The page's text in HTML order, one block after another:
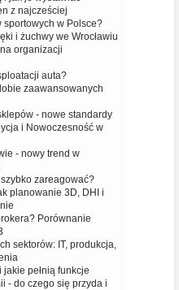
z najcześciej
w Polsce?
i żuchwy we Wrocławiu
organizacji
auta?
zaawansowanych
- nowe standardy
i Nowoczesność w
- nowy trend w
zareagować?
planowanie 3D, DHI i
Porównanie
sektorów: IT, produkcja,
jakie pełnią funkcje
- do czego się przyda i